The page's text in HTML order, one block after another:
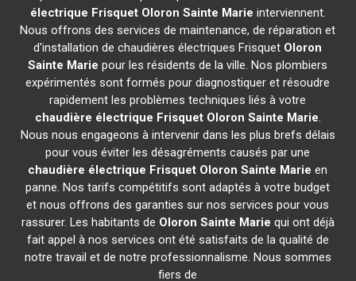
électrique Frisquet Oloron Sainte Marie interviennent.
Nous offrons des services de maintenance, de réparation et
d'installation de chaudières électriques Frisquet Oloron
Sainte Marie pour les résidents de la ville. Nos plombiers
expérimentés sont formés pour diagnostiquer et résoudre
rapidement les problèmes techniques liés à votre
chaudière électrique Frisquet Oloron Sainte Marie.
Nous nous engageons à intervenir dans les plus brefs délais
pour vous éviter les désagréments causés par une
chaudière électrique Frisquet Oloron Sainte Marie en
panne. Nos tarifs compétitifs sont adaptés à votre budget
et nous offrons des garanties sur nos services pour vous
rassurer. Les habitants de Oloron Sainte Marie qui ont déjà
fait appel à nos services ont été satisfaits de la qualité de
notre travail et de notre professionnalisme. Nous sommes
fiers de